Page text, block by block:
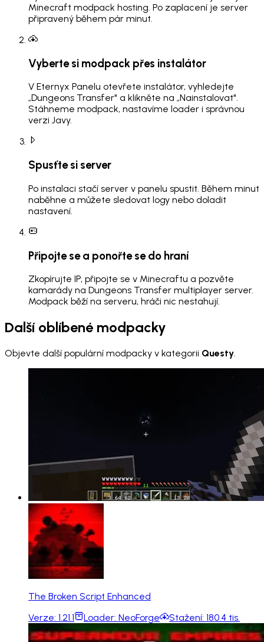
Minecraft modpack hosting. Po zaplacení je server
připravený během pár minut.
Vyberte si modpack přes instalátor
V Eternyx Panelu otevřete instalátor, vyhledejte
„Dungeons Transfer" a klikněte na „Nainstalovat".
Stáhneme modpack, nastavíme loader i správnou
verzi Javy.
Spusťte si server
Po instalaci stačí server v panelu spustit. Během minut
naběhne a můžete sledovat logy nebo doladit
nastavení.
Připojte se a ponořte se do hraní
Zkopírujte IP, připojte se v Minecraftu a pozvěte
kamarády na Dungeons Transfer multiplayer server.
Modpack běží na serveru, hráči nic nestahují.
Další oblíbené modpacky
Objevte další populární modpacky v kategorii Questy.
The Broken Script Enhanced
Verze: 1.21.1 Loader: NeoForge Stažení: 180.4 tis.